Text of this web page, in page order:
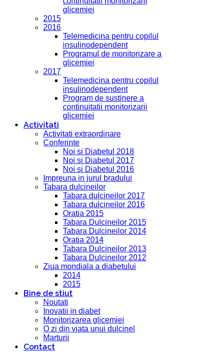
glicemiei
2015
2016
Telemedicina pentru copilul
insulinodependent
Programul de monitorizare a
glicemiei
2017
Telemedicina pentru copilul
insulinodependent
Program de sustinere a
continuitatii monitorizarii
glicemiei
Activitati
Activitati extraordinare
Conferinte
Noi si Diabetul 2018
Noi si Diabetul 2017
Noi si Diabetul 2016
Impreuna in jurul bradului
Tabara dulcineilor
Tabara dulcineilor 2017
Tabara dulcineilor 2016
Oratia 2015
Tabara Dulcineilor 2015
Tabara Dulcineilor 2014
Oratia 2014
Tabara Dulcineilor 2013
Tabara Dulcineilor 2012
Ziua mondiala a diabetului
2014
2015
Bine de stiut
Noutati
Inovatii in diabet
Monitorizarea glicemiei
O zi din viata unui dulcinel
Marturii
Contact